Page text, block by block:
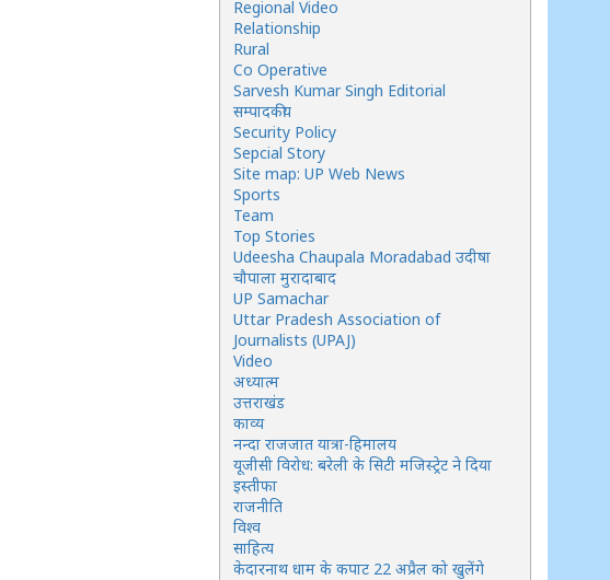
Regional Video
Relationship
Rural
Co Operative
Sarvesh Kumar Singh Editorial
सम्पादकीय
Security Policy
Sepcial Story
Site map: UP Web News
Sports
Team
Top Stories
Udeesha Chaupala Moradabad उदीषा
चौपाला मुरादाबाद
UP Samachar
Uttar Pradesh Association of
Journalists (UPAJ)
Video
अध्यात्म
उत्तराखंड
काव्य
नन्दा राजजात यात्रा-हिमालय
यूजीसी विरोध: बरेली के सिटी मजिस्ट्रेट ने दिया
इस्तीफा
राजनीति
विश्व
साहित्य
केदारनाथ धाम के कपाट 22 अप्रैल को खुलेंगे